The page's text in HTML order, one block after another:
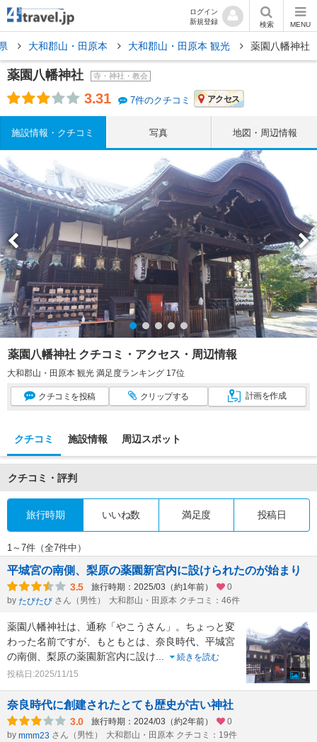
ログイン
新規登録
検索 MENU
大和郡山・田原本 大和郡山・田原本 観光 薬園八幡神社
薬園八幡神社 寺・神社・教会
3.31 7件のクチコミ アクセス
施設情報・クチコミ 写真 地図・周辺情報
薬園八幡神社 クチコミ・アクセス・周辺情報
大和郡山・田原本 観光 満足度ランキング 17位
クチコミ を投稿 クリップする 計画を作成
クチコミ 施設情報 周辺スポット
クチコミ・評判
旅行時期 いいね数 満足度 投稿日
1～7件（全7件中）
平城宮の南側、梨原の薬園新宮内に設けられたのが始まり
3.5 旅行時期：2025/03（約1年前）
0
by たびたび さん（男性） 大和郡山・田原本 クチコミ：46件
薬園八幡神社は、通称「やこうさん」。ちょっと変
わった名前ですが、もともとは、奈良時代、平城宮
の南側、梨原の薬園新宮内に設け...
続きを読む
投稿日:2025/11/15
1
奈良時代に創建されたとても歴史が古い神社
3.0 旅行時期：2024/03（約2年前）
0
by mmm23 さん（男性） 大和郡山・田原本 クチコミ：19件